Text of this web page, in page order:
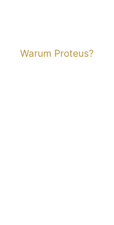
Warum Proteus?